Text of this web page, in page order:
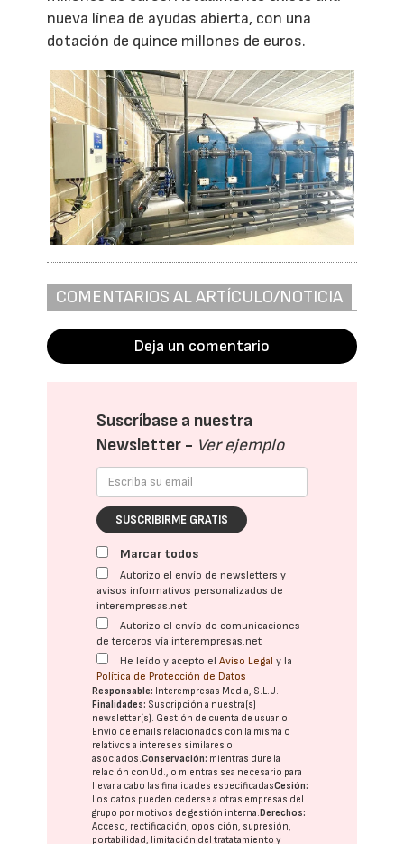
nueva línea de ayudas abierta, con una
dotación de quince millones de euros.
COMENTARIOS AL ARTÍCULO/NOTICIA
Deja un comentario
Suscríbase a nuestra
Newsletter - Ver ejemplo
SUSCRIBIRME GRATIS
Marcar todos
Autorizo el envío de newsletters y
avisos informativos personalizados de
interempresas.net
Autorizo el envío de comunicaciones
de terceros vía interempresas.net
He leído y acepto elAviso Legal y la
Política de Protección de Datos
Responsable: Interempresas Media, S.L.U.
Finalidades: Suscripción a nuestra(s)
newsletter(s). Gestión de cuenta de usuario.
Envío de emails relacionados con la misma o
relativos a intereses similares o
asociados.Conservación: mientras dure la
relación con Ud., o mientras sea necesario para
llevar a cabo las finalidades especificadasCesión:
Los datos pueden cederse a otras empresas del
grupo por motivos de gestión interna.Derechos:
Acceso, rectificación, oposición, supresión,
portabilidad, limitación del tratatamiento y